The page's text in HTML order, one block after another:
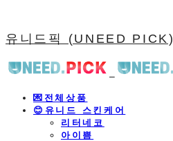
유니드픽 (UNEED PICK)
💌전체상품
😊유니드 스킨케어
리터네코
아이쁨